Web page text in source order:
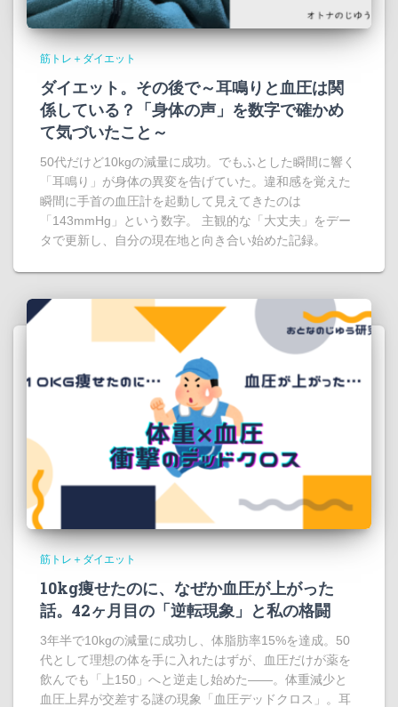
筋トレ＋ダイエット
ダイエット。その後で～耳鳴りと血圧は関
係している？「身体の声」を数字で確かめ
て気づいたこと～
50代だけど10kgの減量に成功。でもふとした瞬間に響く
「耳鳴り」が身体の異変を告げていた。違和感を覚えた
瞬間に手首の血圧計を起動して見えてきたのは
「143mmHg」という数字。 主観的な「大丈夫」をデー
タで更新し、自分の現在地と向き合い始めた記録。
筋トレ＋ダイエット
10kg痩せたのに、なぜか血圧が上がった
話。42ヶ月目の「逆転現象」と私の格闘
3年半で10kgの減量に成功し、体脂肪率15%を達成。50
代として理想の体を手に入れたはずが、血圧だけが薬を
飲んでも「上150」へと逆走し始めた――。体重減少と
血圧上昇が交差する謎の現象「血圧デッドクロス」。耳